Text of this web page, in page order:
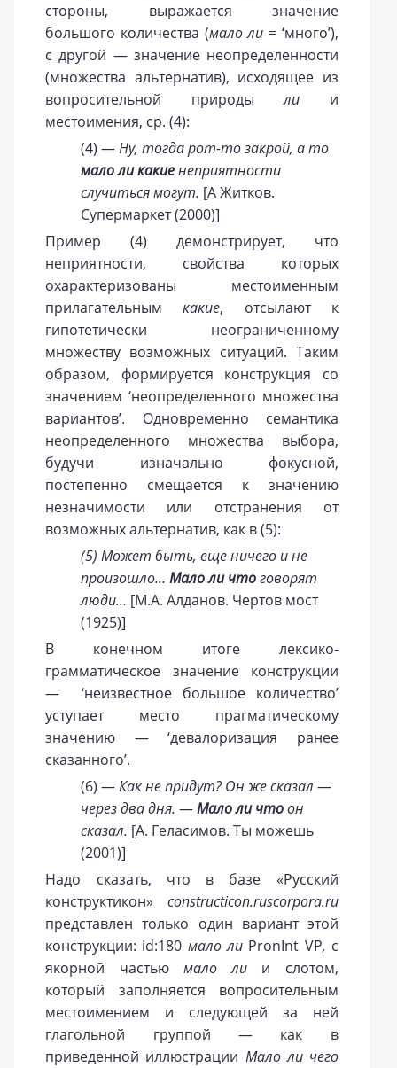
стороны, выражается значение
большого количества (мало ли = ‘много’),
с другой — значение неопределенности
(множества альтернатив), исходящее из
вопросительной природыли и
местоимения, ср. (4):
(4) —Ну, тогда рот-то закрой, а то
мало ли какиенеприятности
случиться могут. [А Житков.
Супермаркет (2000)]
Пример (4) демонстрирует, что
неприятности, свойства которых
охарактеризованы местоименным
прилагательнымкакие, отсылают к
гипотетически неограниченному
множеству возможных ситуаций. Таким
образом, формируется конструкция со
значением ‘неопределенного множества
вариантов’. Одновременно семантика
неопределенного множества выбора,
будучи изначально фокусной,
постепенно смещается к значению
незначимости или отстранения от
возможных альтернатив, как в (5):
(5) Может быть, еще ничего и не
произошло…Мало ли чтоговорят
люди… [М.А. Алданов. Чертов мост
(1925)]
В конечном итоге лексико-
грамматическое значение конструкции
— ‘неизвестное большое количество’
уступает место прагматическому
значению — ‘девалоризация ранее
сказанного’.
(6) —Как не придут? Он же сказал—
через два дня.—Мало ли чтоон
сказал. [А. Геласимов. Ты можешь
(2001)]
Надо сказать, что в базе «Русский
конструктикон» constructicon.ruscorpora.ru
представлен только один вариант этой
конструкции: id:180 мало ли PronInt VP, с
якорной частью мало ли и слотом,
который заполняется вопросительным
местоимением и следующей за ней
глагольной группой — как в
приведенной иллюстрации Мало ли чего